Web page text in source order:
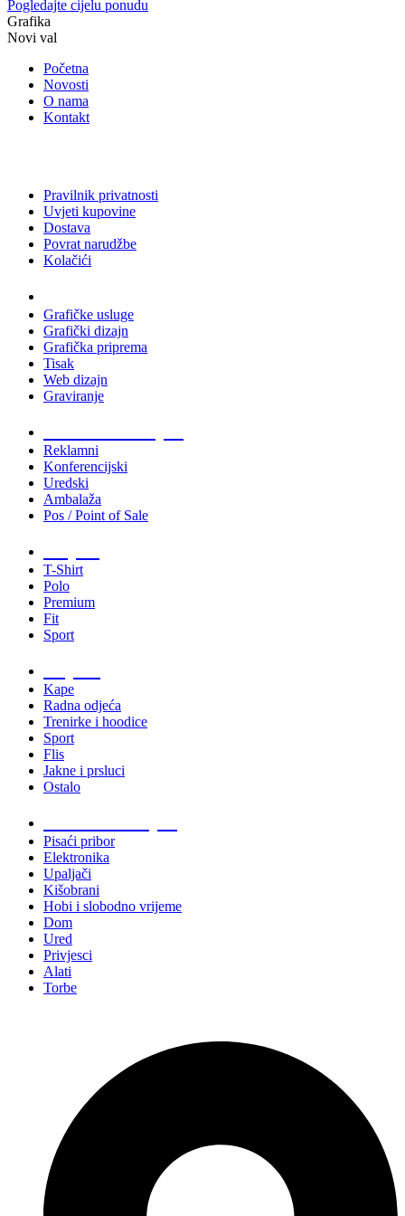
Pogledajte cijelu ponudu
Grafika
Novi val
Početna
Novosti
O nama
Kontakt
Pravilnik privatnosti
Uvjeti kupovine
Dostava
Povrat narudžbe
Kolačići
Grafičke usluge
Grafički dizajn
Grafička priprema
Tisak
Web dizajn
Graviranje
Reklamni
Konferencijski
Uredski
Ambalaža
Pos / Point of Sale
T-Shirt
Polo
Premium
Fit
Sport
Kape
Radna odjeća
Trenirke i hoodice
Sport
Flis
Jakne i prsluci
Ostalo
Pisaći pribor
Elektronika
Upaljači
Kišobrani
Hobi i slobodno vrijeme
Dom
Ured
Privjesci
Alati
Torbe